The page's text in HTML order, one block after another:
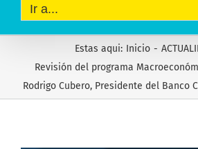
Ir a...
Estas aqui: Inicio -
Revisión del programa
Rodrigo Cubero, Presidente del Banco